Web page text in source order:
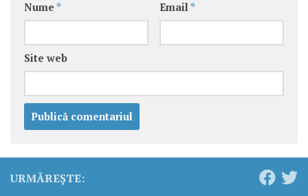
Nume * Email *
Site web
URMĂREȘTE: